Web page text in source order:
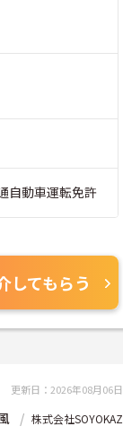
自動車運転免許
してもらう
更新日：2026年08月06日
株式会社SOYOKAZ